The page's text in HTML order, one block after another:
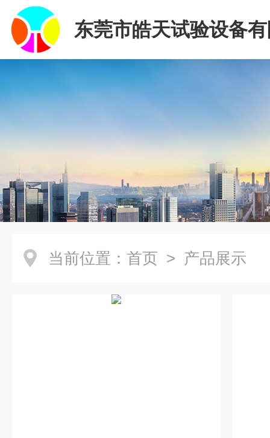
东莞市皓天试验设备
当前位置： 首页 > 产品展示